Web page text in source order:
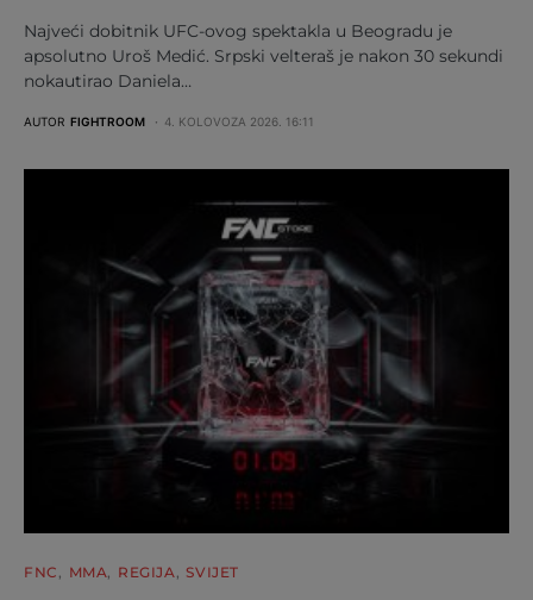
Najveći dobitnik UFC-ovog spektakla u Beogradu je
apsolutno Uroš Medić. Srpski velteraš je nakon 30 sekundi
nokautirao Daniela…
AUTOR FIGHTROOM 4. KOLOVOZA 2026. 16:11
FNC MMA REGIJA SVIJET